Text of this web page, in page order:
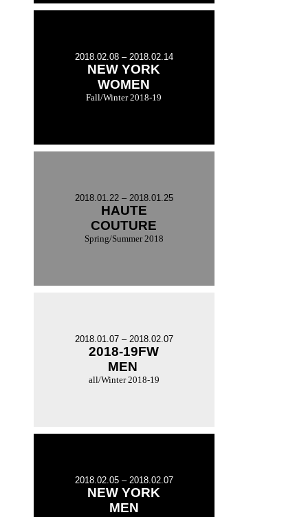
2018.02.08 – 2018.02.14
NEW YORK
WOMEN
Fall/Winter 2018-19
2018.01.22 – 2018.01.25
HAUTE
COUTURE
Spring/Summer 2018
2018.01.07 – 2018.02.07
2018-19FW
MEN
all/Winter 2018-19
2018.02.05 – 2018.02.07
NEW YORK
MEN